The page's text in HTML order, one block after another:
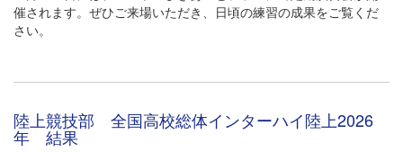
催されます。ぜひご来場いただき、日頃の練習の成果をご覧くだ
さい。
陸上競技部 全国高校総体インターハイ陸上2026
年 結果